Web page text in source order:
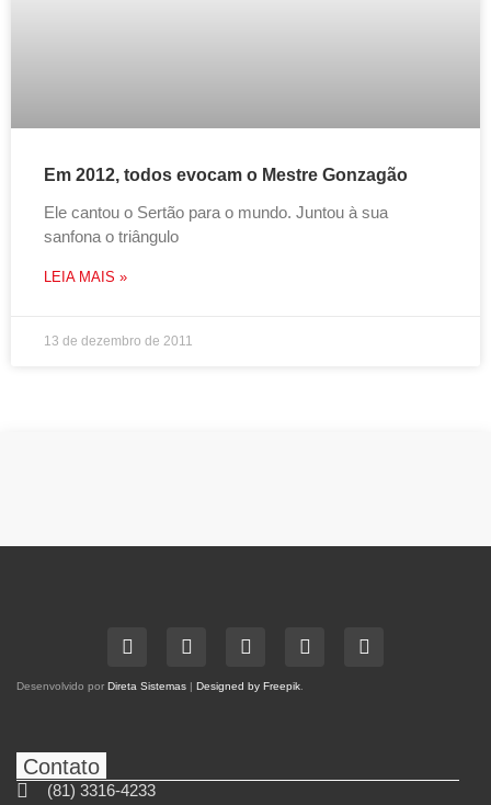
Em 2012, todos evocam o Mestre Gonzagão
Ele cantou o Sertão para o mundo. Juntou à sua
sanfona o triângulo
LEIA MAIS »
13 de dezembro de 2011
Desenvolvido por Direta Sistemas | Designed by Freepik
Contato
(81) 3316-4233